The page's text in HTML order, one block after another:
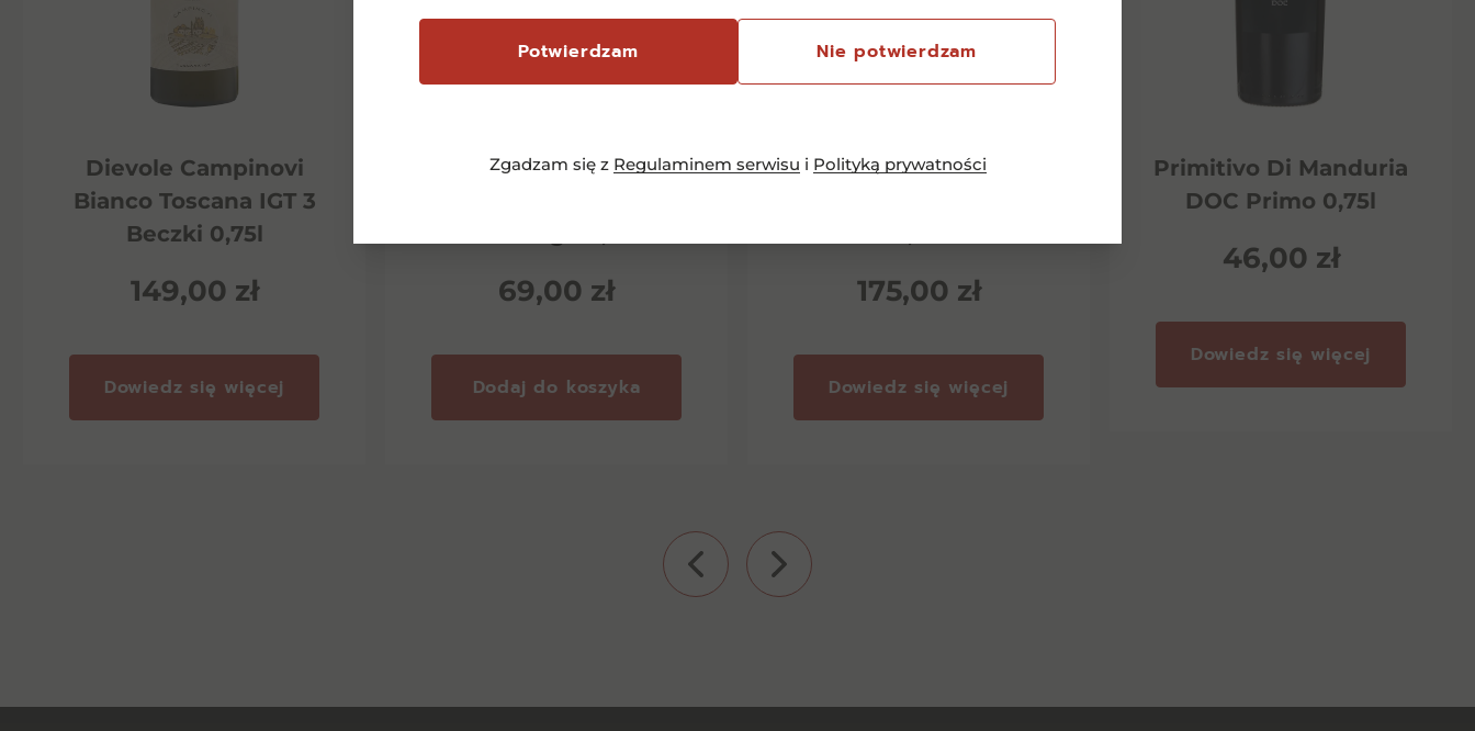
Potwierdzam Nie potwierdzam
Zgadzam się z Regulaminem serwisu i Polityką prywatności
Dievole Campinovi
Bianco Toscana IGT 3
Beczki 0,75l
149,00 zł
Dowiedz się więcej
Diemersfontein
69,00 zł
Dodaj do koszyka
Chianti Classico Riserva
175,00 zł
Dowiedz się więcej
Primitivo Di Manduria
DOC Primo 0,75l
46,00 zł
Dowiedz się więcej